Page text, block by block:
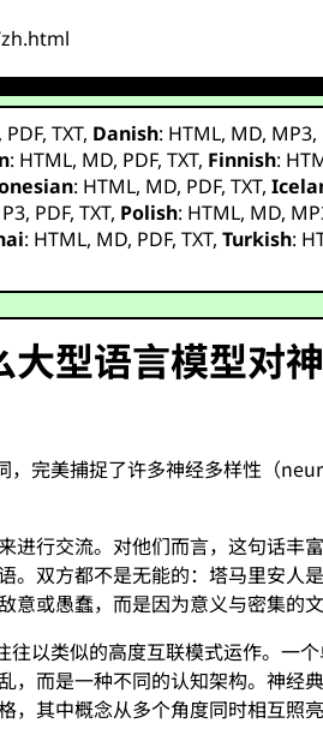
, PDF,TXT, Danish: HTML, MD, MP3,
: HTML, MD, PDF,TXT, Finnish:
: HTML, MD, PDF,TXT,
, PDF,TXT, Polish: HTML, MD,
: HTML, MD, PDF,TXT,Turkish:
型语言模型对
完美捕捉了许多神经多样性（
行交流。对他们而言，这句话
双方都不是无能的：塔马里安
或愚蠢，而是因为意义与密集的
类似的高度互联模式运作。一
，而是一种不同的认知架构。神
其中概念从多个角度同时相互照亮